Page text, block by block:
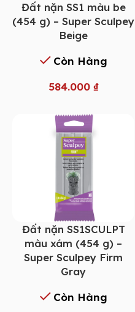
Đất nặn SS1 màu be
(454 g) – Super Sculpey
Beige
Còn Hàng
584.000 ₫
Đất nặn SS1SCULPT
màu xám (454 g) –
Super Sculpey Firm
Gray
Còn Hàng